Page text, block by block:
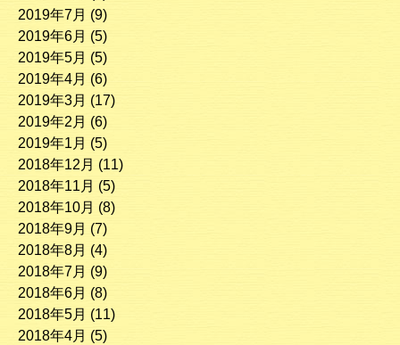
2019年7月 (9)
2019年6月 (5)
2019年5月 (5)
2019年4月 (6)
2019年3月 (17)
2019年2月 (6)
2019年1月 (5)
2018年12月 (11)
2018年11月 (5)
2018年10月 (8)
2018年9月 (7)
2018年8月 (4)
2018年7月 (9)
2018年6月 (8)
2018年5月 (11)
2018年4月 (5)